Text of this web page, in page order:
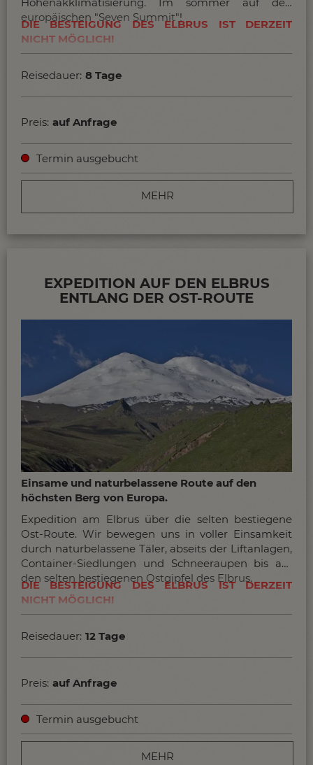
restlichen Jahres, was die Gipfelchancen für eine
Besteigung des Elbruserhöht. Allerdings muss auch
während dieser Zeit mit
werden.
mehr Infos...
europäischen "Seven Summit"!
DIE BESTEIGUNG DES ELBRUS IST DERZEIT
NICHT MÖGLICH!
Reisedauer: 8 Tage
Preis: auf Anfrage
Termin ausgebucht
MEHR
EXPEDITION AUF DEN ELBRUS
ENTLANG DER OST-ROUTE
Einsame und naturbelassene Route auf den
höchsten Berg von Europa.
Expedition am Elbrus über die selten bestiegene
Ost-Route. Wir bewegen uns in voller Einsamkeit
durch naturbelassene Täler, abseits der Liftanlagen,
Container-Siedlungen und Schneeraupen bis auf
den selten bestiegenen Ostgipfel des Elbrus.
DIE BESTEIGUNG DES ELBRUS IST DERZEIT
NICHT MÖGLICH!
Reisedauer: 12 Tage
Preis: auf Anfrage
Termin ausgebucht
MEHR